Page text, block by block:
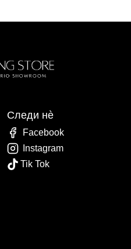
Следи нè
Facebook
Instagram
Tik Tok